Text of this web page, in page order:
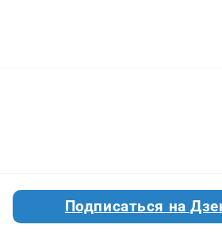
Подписаться на